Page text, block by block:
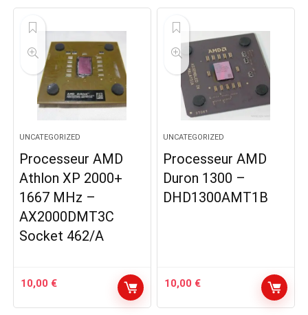
UNCATEGORIZED
Processeur AMD
Athlon XP 2000+
1667 MHz –
AX2000DMT3C
Socket 462/A
10,00 €
UNCATEGORIZED
Processeur AMD
Duron 1300 –
DHD1300AMT1B
10,00 €